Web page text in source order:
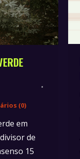
(0)
em
de
15